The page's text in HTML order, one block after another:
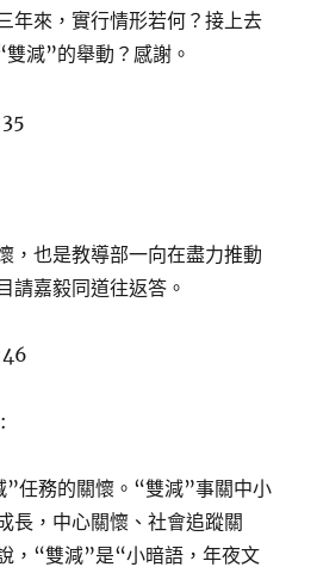
年來，實行情形若何？接上去
減”的舉動？感謝。
，也是教導部一向在盡力推動
請嘉毅同道往返答。
”任務的關懷。“雙減”事關中小
長，中心關懷、社會追蹤關
，“雙減”是“小暗語，年夜文